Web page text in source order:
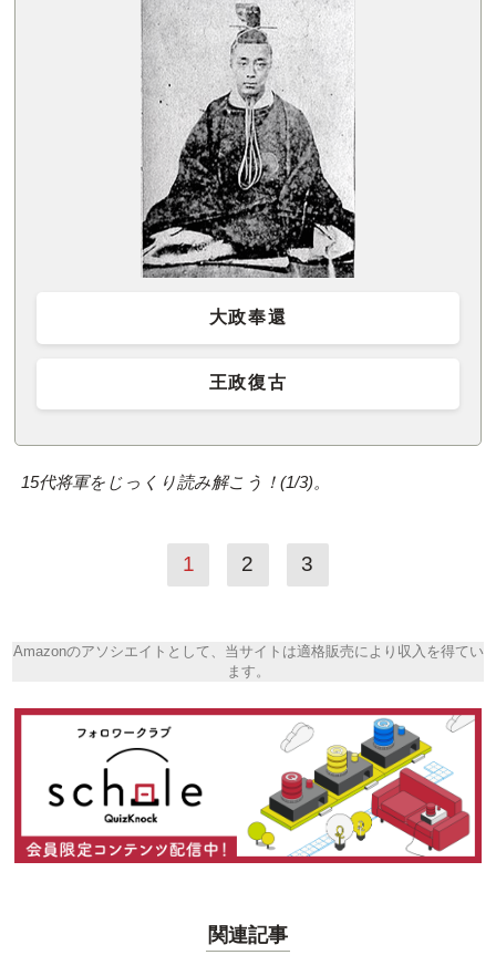
大政奉還
王政復古
15代将軍をじっくり読み解こう！(1/3)。
1 2 3
Amazonのアソシエイトとして、当サイトは適格販売により収入を得てい
ます。
関連記事